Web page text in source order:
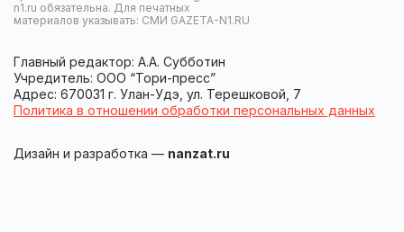
n1.ru обязательна. Для печатных
материалов указывать: СМИ GAZETA-N1.RU
Главный редактор: А.А. Субботин
Учредитель: ООО “Тори-пресс”
Адрес: 670031 г. Улан-Удэ, ул. Терешковой, 7
Политика в отношении обработки персональных данных
Дизайн и разработка — nanzat.ru